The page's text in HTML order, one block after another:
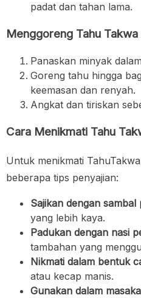
padat dan tahan lama.
Menggoreng Tahu Takwa
Panaskan minyak
Goreng tahu hingga
keemasan dan renyah.
Angkat dan tiriskan
Cara Menikmati Tahu
Untuk menikmati TahuTakwa
beberapa tips penyajian:
Sajikan dengan sambal
yang lebih kaya.
Padukan dengan nasi
tambahan yang
Nikmati dalam bentuk
atau kecap manis.
Gunakan dalam